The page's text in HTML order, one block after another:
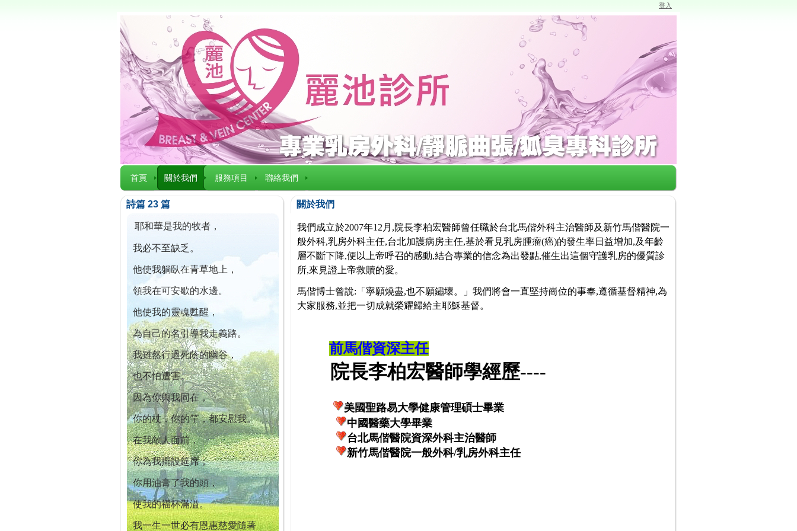
登入
首頁 關於我們 服務項目 聯絡我們
詩篇 23 篇
耶和華是我的牧者，
我必不至缺乏。
他使我躺臥在青草地上，
領我在可安歇的水邊。
他使我的靈魂甦醒，
為自己的名引導我走義路。
我雖然行過死蔭的幽谷，
也不怕遭害。
因為你與我同在，
你的杖，你的竿，都安慰我。
在我敵人面前，
你為我擺設筵席；
你用油膏了我的頭，
使我的福杯滿溢。
我一生一世必有恩惠慈愛隨著
關於我們
我們成立於2007年12月,院長李柏宏醫師曾任職於台北馬偕外科主治醫師及新竹馬偕醫院一
般外科,乳房外科主任,台北加護病房主任,基於看見乳房腫瘤(癌)的發生率日益增加,及年齡
層不斷下降,便以上帝呼召的感動,結合專業的信念為出發點,催生出這個守護乳房的優質診
所,來見證上帝救贖的愛。
馬偕博士曾說:「寧願燒盡,也不願鏽壞。」我們將會一直堅持崗位的事奉,遵循基督精神,為
大家服務,並把一切成就榮耀歸給主耶穌基督。
前馬偕資深主任
院長李柏宏醫師學經歷----
美國聖路易大學健康管理碩士畢業
中國醫藥大學畢業
台北馬偕醫院資深外科主治醫師
新竹馬偕醫院一般外科/乳房外科主任